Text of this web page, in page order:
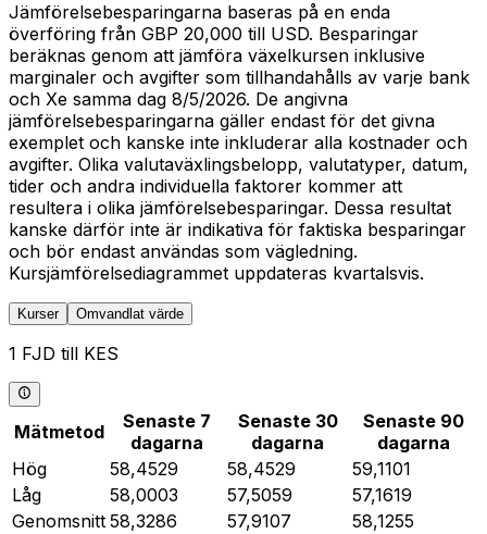
Jämförelsebesparingarna baseras på en enda
överföring från GBP 20,000 till USD. Besparingar
beräknas genom att jämföra växelkursen inklusive
marginaler och avgifter som tillhandahålls av varje bank
och Xe samma dag 8/5/2026. De angivna
jämförelsebesparingarna gäller endast för det givna
exemplet och kanske inte inkluderar alla kostnader och
avgifter. Olika valutaväxlingsbelopp, valutatyper, datum,
tider och andra individuella faktorer kommer att
resultera i olika jämförelsebesparingar. Dessa resultat
kanske därför inte är indikativa för faktiska besparingar
och bör endast användas som vägledning.
Kursjämförelsediagrammet uppdateras kvartalsvis.
Kurser Omvandlat värde
1 FJD till KES
Mätmetod
Senaste 7
dagarna
Senaste 30
dagarna
Senaste 90
dagarna
Hög
58,4529 58,4529
59,1101
Låg
58,0003 57,5059
57,1619
Genomsnitt 58,3286 57,9107
58,1255